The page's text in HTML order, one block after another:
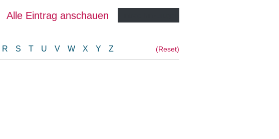
Alle Eintrag anschauen
R S T U V W X Y Z (Reset)